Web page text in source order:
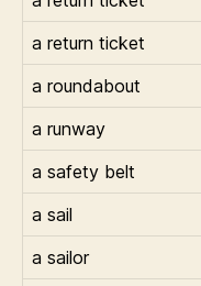
a return ticket
a roundabout
a runway
a safety belt
a sail
a sailor